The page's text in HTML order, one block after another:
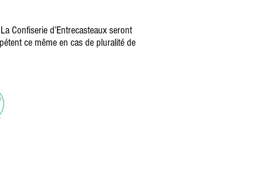
Confiserie d’Entrecasteaux seront
ce même en cas de pluralité de